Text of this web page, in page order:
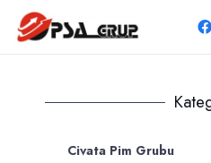
Civata Pim Grubu